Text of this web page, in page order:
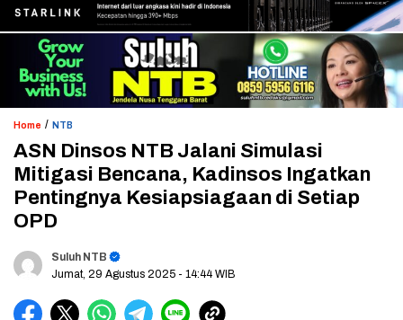
Home / NTB
ASN Dinsos NTB Jalani Simulasi
Mitigasi Bencana, Kadinsos Ingatkan
Pentingnya Kesiapsiagaan di Setiap
OPD
Suluh NTB
Jumat, 29 Agustus 2025 - 14:44 WIB